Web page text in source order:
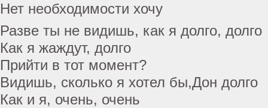
Нет необходимости хочу
Разве ты не видишь, как я долго, долго
Как я жаждут, долго
Прийти в тот момент?
Видишь, сколько я хотел бы,Дон долго
Как и я, очень, очень